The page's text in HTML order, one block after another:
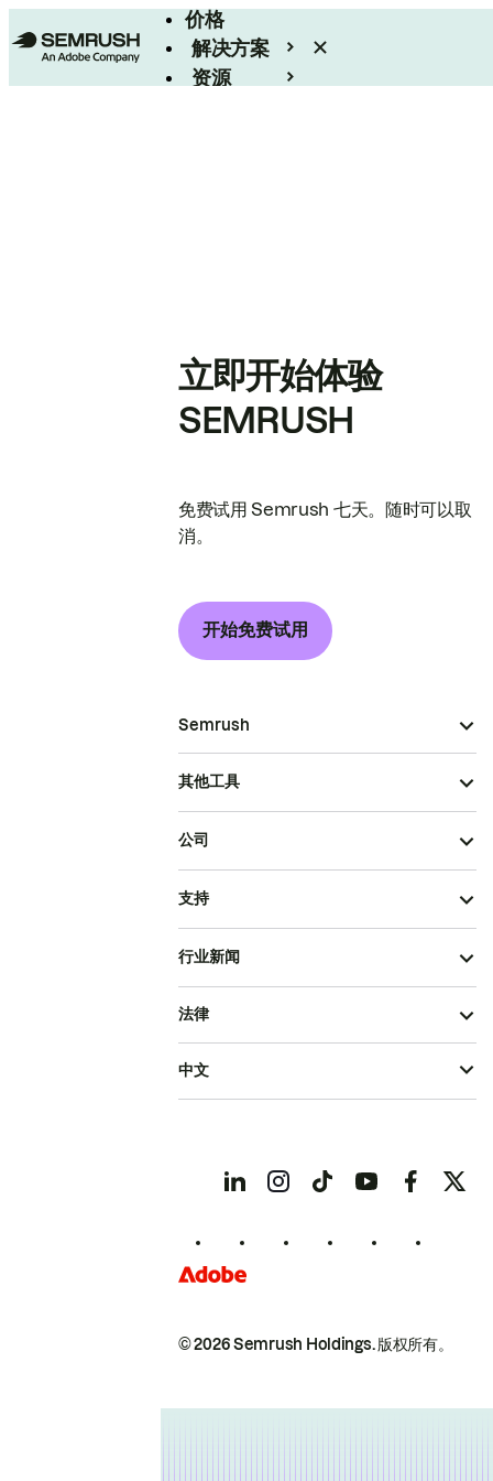
价格
解决方案
资源
立即开始体验
SEMRUSH
免费试用 Semrush 七天。随时可以取
消。
开始免费试用
Semrush
其他工具
公司
支持
行业新闻
© 2026 Semrush Holdings.版权所有。
法律
中文